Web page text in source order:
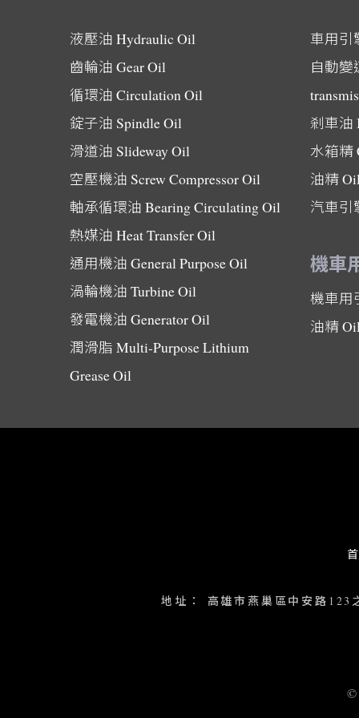
液壓油 Hydraulic Oil
齒輪油 Gear Oil
循環油 Circulation Oil
錠子油 Spindle Oil
滑道油 Slideway Oil
空壓機油 Screw Compressor Oil
軸承循環油 Bearing Circulating Oil
熱媒油 Heat Transfer Oil
通用機油 General Purpose Oil
渦輪機油 Turbine Oil
發電機油 Generator Oil
潤滑脂 Multi-Purpose Lithium
Grease Oil
車用引
自動變
剎車油
水箱精
油精
汽車引
機車
機車用
油精
地址： 高雄市燕巢區中安路123
©